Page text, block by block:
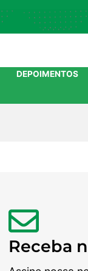
DEPOIMENTOS
Receba